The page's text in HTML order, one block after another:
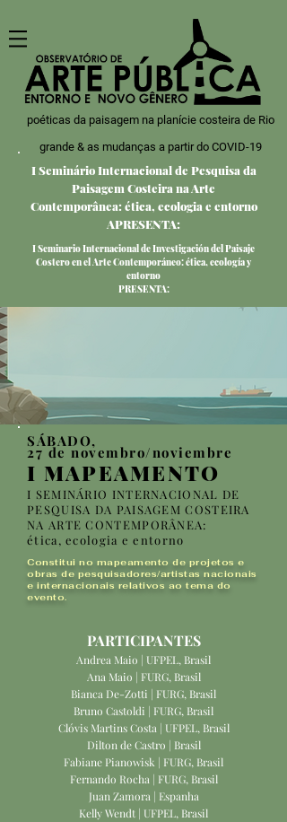
poéticas da paisagem na planície costeira de Rio
grande & as mudanças a partir do COVID-19
I Seminário Internacional de Pesquisa da
Paisagem Costeira na Arte
Contemporânea: ética, ecologia e entorno
APRESENTA:
I Seminario Internacional de Investigación del Paisaje
Costero en el Arte Contemporáneo: ética, ecología y
entorno
PRESENTA:
SÁBADO,
27 de novembro/noviembre
I MAPEAMENTO
I SEMINÁRIO INTERNACIONAL DE
PESQUISA DA PAISAGEM COSTEIRA
NA ARTE CONTEMPORÂNEA:
ética, ecologia e entorno
Constitui no mapeamento de projetos e
obras de pesquisadores/artistas nacionais
e internacionais relativos ao tema do
evento.
PARTICIPANTES
Andrea Maio | UFPEL, Brasil
Ana Maio | FURG, Brasil
Bianca De-Zotti | FURG, Brasil
Bruno Castoldi | FURG, Brasil
Clóvis Martins Costa | UFPEL, Brasil
Dilton de Castro | Brasil
Fabiane Pianowisk | FURG, Brasil
Fernando Rocha | FURG, Brasil
Juan Zamora | Espanha
Kelly Wendt | UFPEL, Brasil